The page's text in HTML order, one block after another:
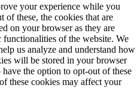
your experience while you
of these, the cookies that are
on your browser as they are
of the website. We
us analyze and understand how
will be stored in your browser
the option to opt-out of these
these cookies may affect your